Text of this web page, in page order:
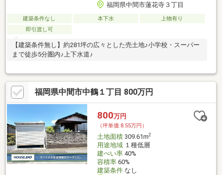
福岡県中間市蓮花寺３丁目
建築条件なし 本下水
上物有り
即引渡し可
【建築条件無し】約281坪の広々とした売土地♪小学校・スーパー
まで徒歩5分圏内♪上下水道♪
福岡県中間市中鶴１丁目 800万円
800万円
（坪単価:8.55万円）
土地面積309.61m2
用途地域１種低層
建ぺい率40%
容積率60%
建築条件なし